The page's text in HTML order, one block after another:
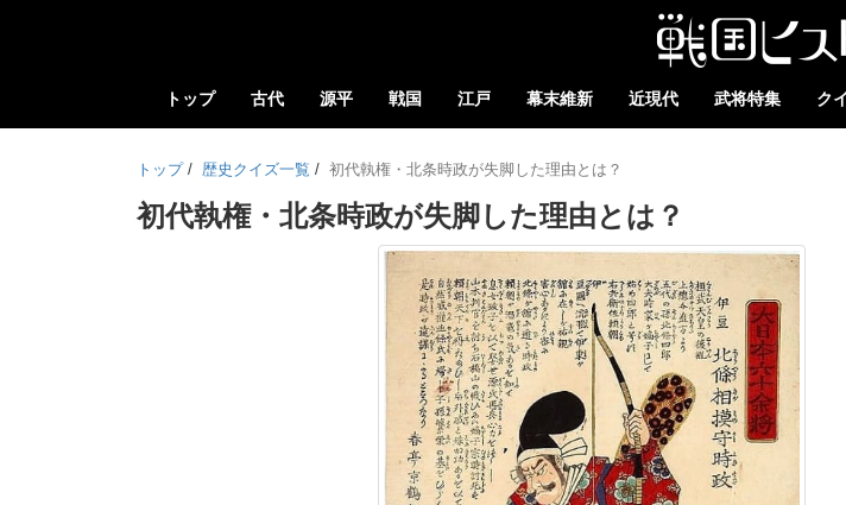
トップ 古代 源平 戦国 江戸 幕末維新 近現代 武将特集 ク
トップ / 歴史クイズ一覧 / 初代執権・北条時政が失脚した理由とは？
初代執権・北条時政が失脚した理由とは？